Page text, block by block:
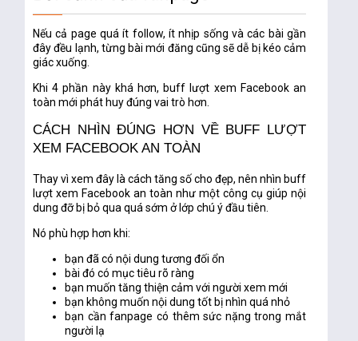
Nếu cả page quá ít follow, ít nhịp sống và các bài gần
đây đều lạnh, từng bài mới đăng cũng sẽ dễ bị kéo cảm
giác xuống.
Khi 4 phần này khá hơn, buff lượt xem Facebook an
toàn mới phát huy đúng vai trò hơn.
CÁCH NHÌN ĐÚNG HƠN VỀ BUFF LƯỢT
XEM FACEBOOK AN TOÀN
Thay vì xem đây là cách tăng số cho đẹp, nên nhìn buff
lượt xem Facebook an toàn như một công cụ giúp nội
dungđỡ bị bỏ qua quá sớm ở lớp chú ý đầu tiên
Nó phù hợp hơn khi:
bạn đã có nội dung tương đối ổn
bài đó có mục tiêu rõ ràng
bạn muốn tăng thiện cảm với người xem mới
bạn không muốn nội dung tốt bị nhìn quá nhỏ
bạn cần fanpage có thêm sức nặng trong mắt
người lạ